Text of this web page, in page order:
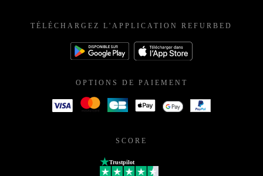
TÉLÉCHARGEZ L'APPLICATION REFURBED
OPTIONS DE PAIEMENT
SCORE
Trustpilot